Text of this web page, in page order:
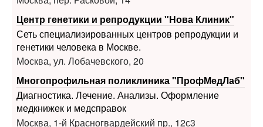
Центр генетики и репродукции "Нова Клиник"
Сеть специализированных центров репродукции и
генетики человека в Москве.
Москва, ул. Лобачевского, 20
Многопрофильная поликлиника "ПрофМедЛаб"
Диагностика. Лечение. Анализы. Оформление
медкнижек и медсправок
Москва, 1-й Красногвардейский пр., 12с3